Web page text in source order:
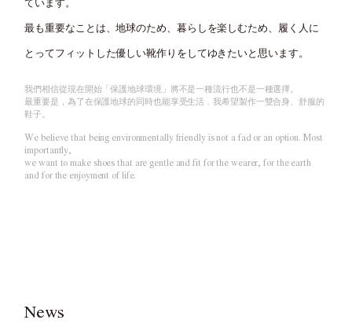
ています。
最も重要なことは、地球のため、暮らしを楽しむため、 履く人に
とってフィットした優しい靴作りをしてゆきたいと思います。
我們相信從現在開始「保護地球環境」將不是一種流行也不是一種選擇。
最重要是，為了在保護地球的同時也能享受生活﹐我希望製作一雙合身、舒服的
鞋子。
We believe that being environmentally friendly is not a fad or an option. Most
importantly,
we want to make shoes that are gentle and fit for the wearer, for the earth
and for the enjoyment of life.
News